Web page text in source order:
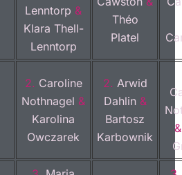
Lenntorp &
Klara Thell-
Lenntorp
Théo
Platel
2. Caroline
Nothnagel &
Karolina
Owczarek
2. Arwid
Dahlin&
Bartosz
Karbownik